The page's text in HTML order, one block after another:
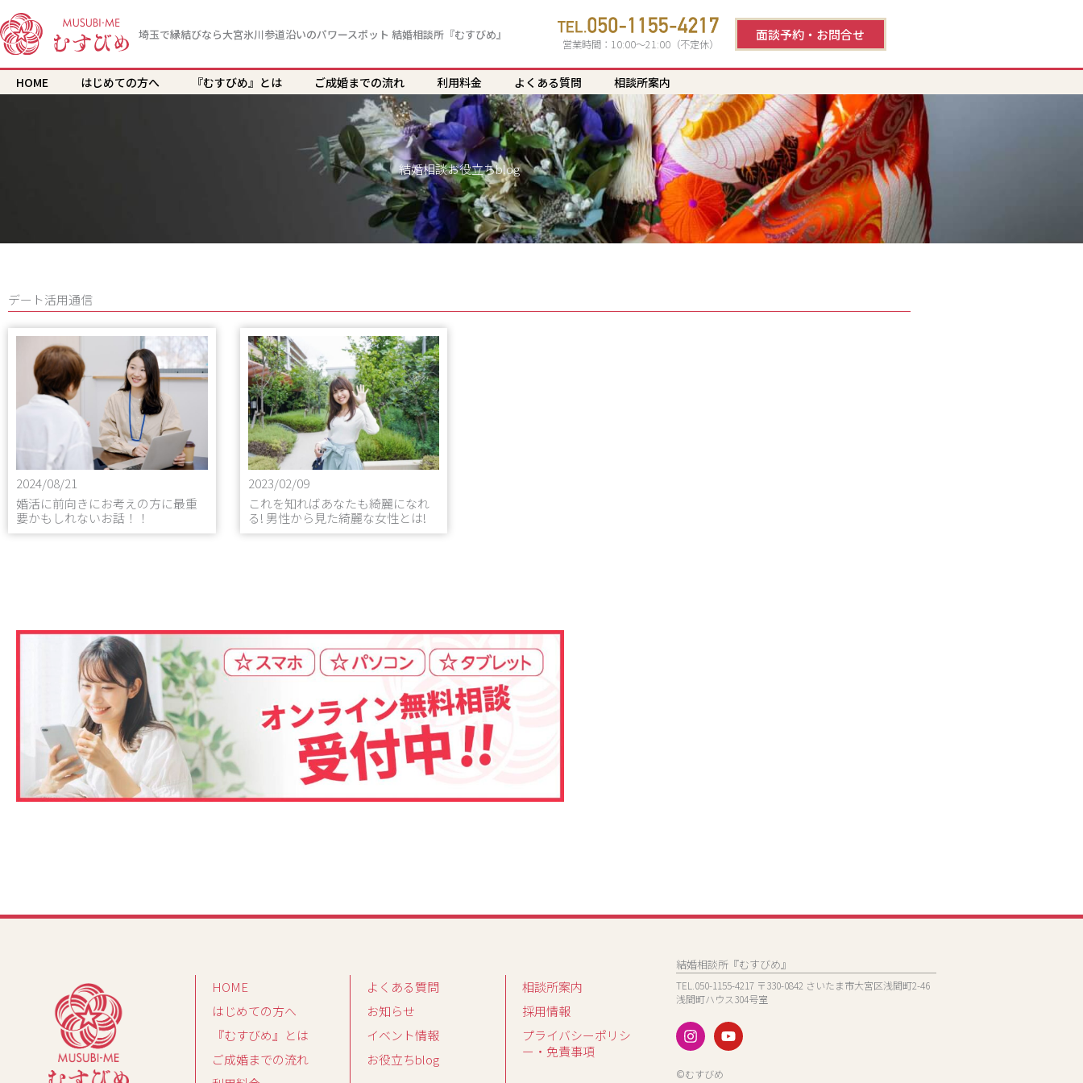
容
を
ス
キ
埼玉で縁結びなら大宮氷川参道沿いのパワースポット 結婚相談所『むすびめ』
営業時間：10:00〜21:00（不定休）
面談予約・お問合せ
HOME はじめての方へ 『むすびめ』とは ご成婚までの流れ 利用料金 よくある質問 相談所案内
結婚相談お役立ちblog
デート活用通信
2024/08/21
婚活に前向きにお考えの方に最重
要かもしれないお話！！
2023/02/09
これを知ればあなたも綺麗になれ
る! 男性から見た綺麗な女性とは!
HOME
はじめての方へ
『むすびめ』とは
ご成婚までの流れ
よくある質問
お知らせ
イベント情報
お役立ちblog
相談所案内
採用情報
プライバシーポリシ
ー・免責事項
結婚相談所『むすびめ』
TEL.050-1155-4217 〒330-0842 さいたま市大宮区浅間町2-46
浅間町ハウス304号室
I
n
s
t
Y
o
u
©むすびめ